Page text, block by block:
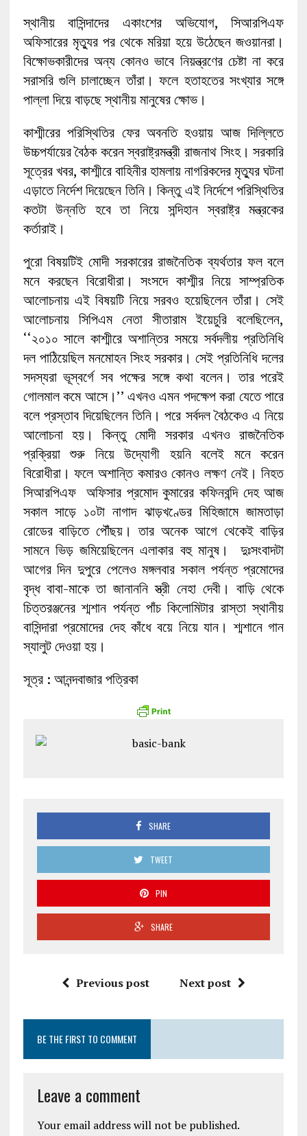
স্থানীয় বাসিন্দাদের একাংশের অভিযোগ, সিআরপিএফ
অফিসারের মৃত্যুর পর থেকে মরিয়া হয়ে উঠেছেন জওয়ানরা।
বিক্ষোভকারীদের অন্য কোনও ভাবে নিয়ন্ত্রণের চেষ্টা না করে
সরাসরি গুলি চালাচ্ছেন তাঁরা। ফলে হতাহতের সংখ্যার সঙ্গে
পাল্লা দিয়ে বাড়ছে স্থানীয় মানুষের ক্ষোভ।
কাশ্মীরের পরিস্থিতির ফের অবনতি হওয়ায় আজ দিল্লিতে
উচ্চপর্যায়ের বৈঠক করেন স্বরাষ্ট্রমন্ত্রী রাজনাথ সিংহ। সরকারি
সূত্রের খবর, কাশ্মীরে বাহিনীর হামলায় নাগরিকদের মৃত্যুর ঘটনা
এড়াতে নির্দেশ দিয়েছেন তিনি। কিন্তু এই নির্দেশে পরিস্থিতির
কতটা উন্নতি হবে তা নিয়ে সন্দিহান স্বরাষ্ট্র মন্ত্রকের
কর্তারাই।
পুরো বিষয়টিই মোদী সরকারের রাজনৈতিক ব্যর্থতার ফল বলে
মনে করছেন বিরোধীরা। সংসদে কাশ্মীর নিয়ে সাম্প্রতিক
আলোচনায় এই বিষয়টি নিয়ে সরবও হয়েছিলেন তাঁরা। সেই
আলোচনায় সিপিএম নেতা সীতারাম ইয়েচুরি বলেছিলেন,
‘‘২০১০ সালে কাশ্মীরে অশান্তির সময়ে সর্বদলীয় প্রতিনিধি
দল পাঠিয়েছিল মনমোহন সিংহ সরকার। সেই প্রতিনিধি দলের
সদস্যরা ভূস্বর্গে সব পক্ষের সঙ্গে কথা বলেন। তার পরেই
গোলমাল কমে আসে।’’ এখনও এমন পদক্ষেপ করা যেতে পারে
বলে প্রস্তাব দিয়েছিলেন তিনি। পরে সর্বদল বৈঠকেও এ নিয়ে
আলোচনা হয়। কিন্তু মোদী সরকার এখনও রাজনৈতিক
প্রক্রিয়া শুরু নিয়ে উদ্যোগী হয়নি বলেই মনে করেন
বিরোধীরা। ফলে অশান্তি কমারও কোনও লক্ষণ নেই। নিহত
সিআরপিএফ অফিসার প্রমোদ কুমারের কফিনবন্দি দেহ আজ
সকাল সাড়ে ১০টা নাগাদ ঝাড়খণ্ডের মিহিজামে জামতাড়া
রোডের বাড়িতে পৌঁছয়। তার অনেক আগে থেকেই বাড়ির
সামনে ভিড় জমিয়েছিলেন এলাকার বহু মানুষ। দুঃসংবাদটা
আগের দিন দুপুরে পেলেও মঙ্গলবার সকাল পর্যন্ত প্রমোদের
বৃদ্ধ বাবা-মাকে তা জানাননি স্ত্রী নেহা দেবী। বাড়ি থেকে
চিত্তরঞ্জনের শ্মশান পর্যন্ত পাঁচ কিলোমিটার রাস্তা স্থানীয়
বাসিন্দারা প্রমোদের দেহ কাঁধে বয়ে নিয়ে যান। শ্মশানে গান
স্যালুট দেওয়া হয়।
সূত্র : আনন্দবাজার পত্রিকা
SHARE
TWEET
PIN
SHARE
Previous post Next post
BE THE FIRST TO COMMENT
Leave a comment
Your email address will not be published.